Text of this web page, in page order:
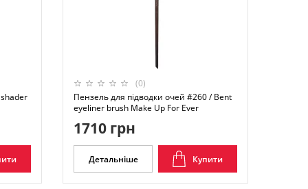
(0)
Пензель для підводки очей #260 / Bent
eyeliner brush Make Up For Ever
1710 грн
Детальніше Купити